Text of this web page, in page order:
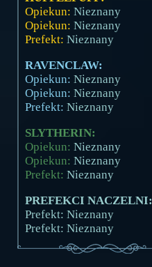
Opiekun: Nieznany
Opiekun: Nieznany
Prefekt: Nieznany
RAVENCLAW:
Opiekun: Nieznany
Opiekun: Nieznany
Prefekt: Nieznany
SLYTHERIN:
Opiekun: Nieznany
Opiekun: Nieznany
Prefekt: Nieznany
PREFEKCI NACZELNI:
Prefekt: Nieznany
Prefekt: Nieznany